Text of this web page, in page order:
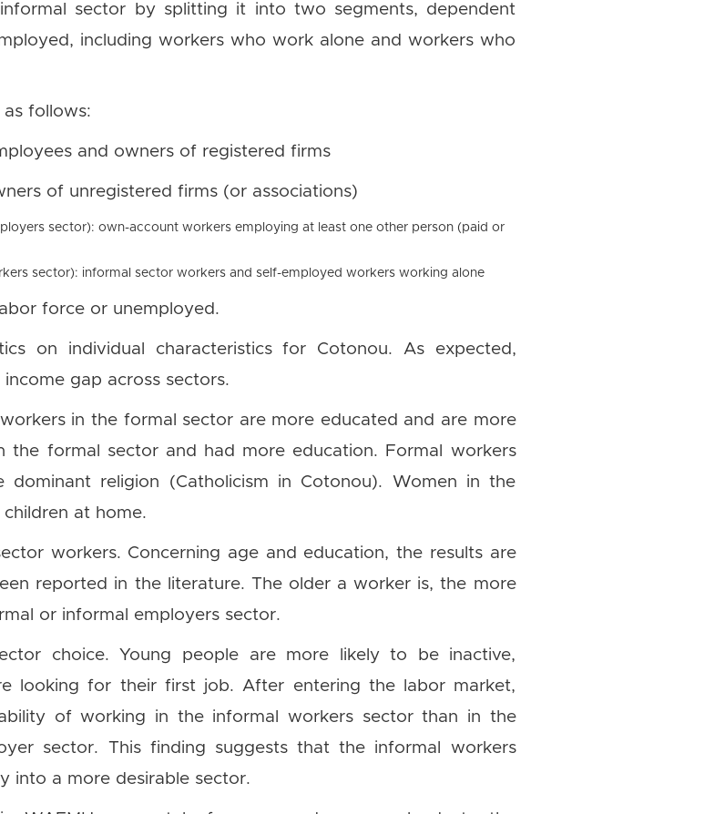
sector by splitting it into two segments, dependent
including workers who work alone and workers who
follows:
and owners of registered firms
of unregistered firms (or associations)
sector): own-account workers employing at least one other person (paid or
sector): informal sector workers and self-employed workers working alone
force or unemployed.
on individual characteristics for Cotonou. As expected,
gap across sectors.
in the formal sector are more educated and are more
the formal sector and had more education. Formal workers
religion (Catholicism in Cotonou). Women in the
at home.
workers. Concerning age and education, the results are
reported in the literature. The older a worker is, the more
or informal employers sector.
choice. Young people are more likely to be inactive,
looking for their first job. After entering the labor market,
of working in the informal workers sector than in the
sector. This finding suggests that the informal workers
into a more desirable sector.